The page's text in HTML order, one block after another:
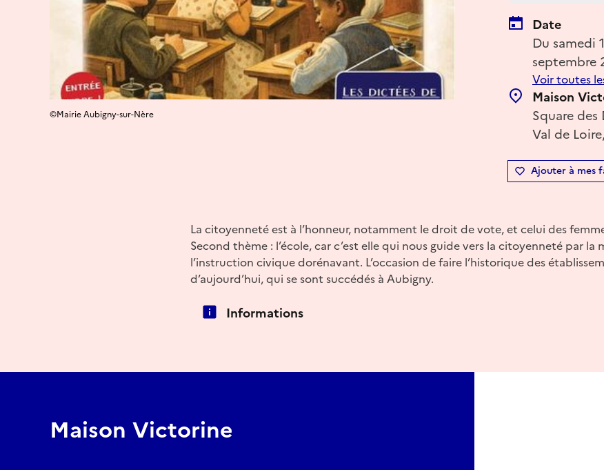
Date
Du samedi
septembre
Voir toutes
Maison
Square des
Val de
Ajouter à mes
©Mairie Aubigny-sur-Nère
La citoyenneté est à l’honneur, notamment le droit de vote, et celui des
Second thème : l’école, car c’est elle qui nous guide vers la citoyenneté par la
l’instruction civique dorénavant. L’occasion de faire l’historique des
d’aujourd’hui, qui se sont succédés à Aubigny.
Informations
Maison Victorine